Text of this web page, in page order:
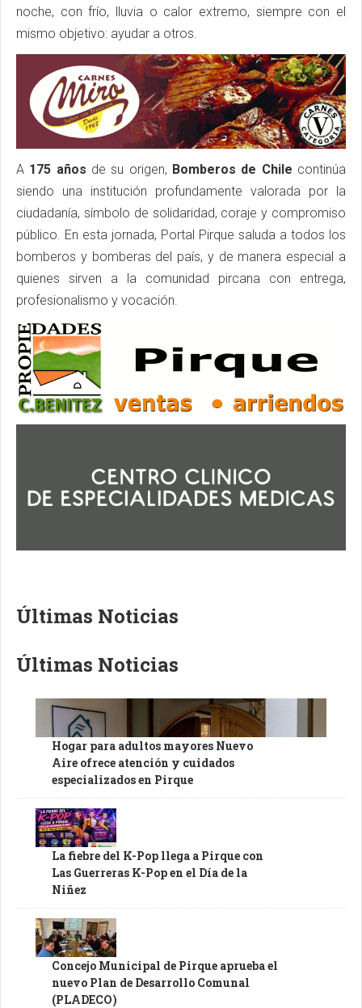
noche, con frío, lluvia o calor extremo, siempre con el
mismo objetivo: ayudar a otros.
A 175 años de su origen, Bomberos de Chile continúa
siendo una institución profundamente valorada por la
ciudadanía, símbolo de solidaridad, coraje y compromiso
público. En esta jornada, Portal Pirque saluda a todos los
bomberos y bomberas del país, y de manera especial a
quienes sirven a la comunidad pircana con entrega,
profesionalismo y vocación.
Últimas Noticias
Últimas Noticias
Hogar para adultos mayores Nuevo
Aire ofrece atención y cuidados
especializados en Pirque
La fiebre del K-Pop llega a Pirque con
Las Guerreras K-Pop en el Día de la
Niñez
Concejo Municipal de Pirque aprueba el
nuevo Plan de Desarrollo Comunal
(PLADECO)